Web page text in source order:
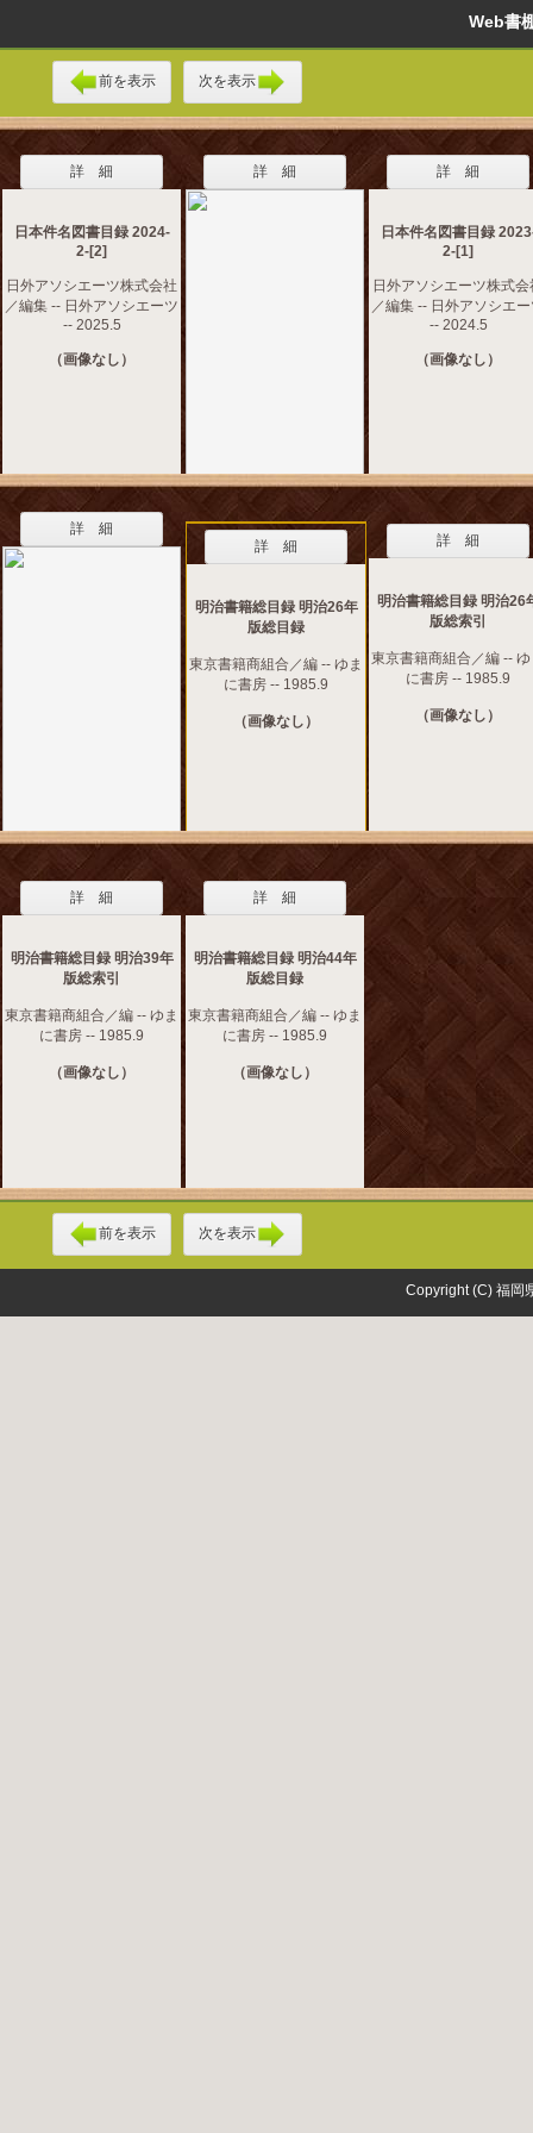
Web
前を表示 次を表示
詳 細
日本件名図書目録 2024-
2-[2]
日外アソシエーツ株式会社
／編集 -- 日外アソシエーツ
-- 2025.5
（画像なし）
詳 細 詳 細
日本件名図書目録
2-[1]
日外アソシエーツ株式会
／編集 -- 日外アソシエ
-- 2024.5
（画像なし）
詳 細
詳 細
明治書籍総目録 明治26年
版総目録
東京書籍商組合／編 -- ゆま
に書房 -- 1985.9
（画像なし）
詳 細
明治書籍総目録 明治26
版総索引
東京書籍商組合／編 --
に書房 -- 1985.9
（画像なし）
詳 細
明治書籍総目録 明治39年
版総索引
東京書籍商組合／編 -- ゆま
に書房 -- 1985.9
（画像なし）
詳 細
明治書籍総目録 明治44年
版総目録
東京書籍商組合／編 -- ゆま
に書房 -- 1985.9
（画像なし）
前を表示 次を表示
Copyright (C) 福岡